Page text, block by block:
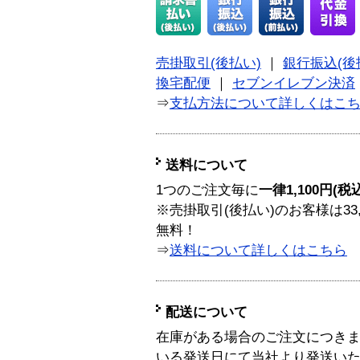
売掛取引(後払い)
銀行振込(後
換宅配便
セブンイレブン決済
⇒支払方法について詳しくはこ
送料について
1つのご注文毎に一律1,100円(税
※売掛取引(後払い)のお客様は
無料！
⇒送料について詳しくはこちら
配送について
在庫がある場合のご注文につき